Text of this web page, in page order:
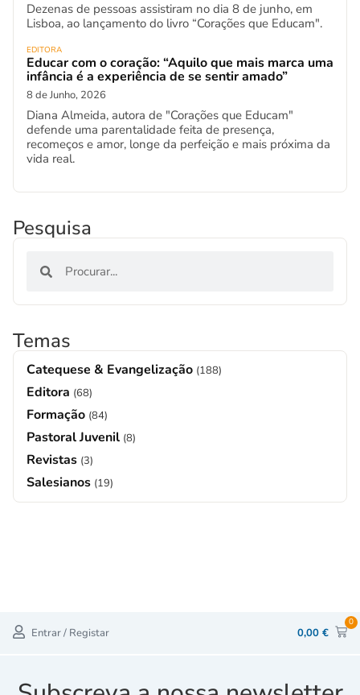
Dezenas de pessoas assistiram no dia 8 de junho, em
Lisboa, ao lançamento do livro “Corações que Educam".
EDITORA
Educar com o coração: “Aquilo que mais marca uma
infância é a experiência de se sentir amado”
8 de Junho, 2026
Diana Almeida, autora de "Corações que Educam"
defende uma parentalidade feita de presença,
recomeços e amor, longe da perfeição e mais próxima da
vida real.
Pesquisa
Temas
Catequese & Evangelização (188)
Editora (68)
Formação (84)
Pastoral Juvenil (8)
Revistas (3)
Salesianos (19)
Entrar / Registar 0,00 €
0